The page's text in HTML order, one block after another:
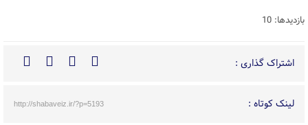
بازدیدها: 10
اشتراک گذاری :
لینک کوتاه : http://shabaveiz.ir/?p=5193